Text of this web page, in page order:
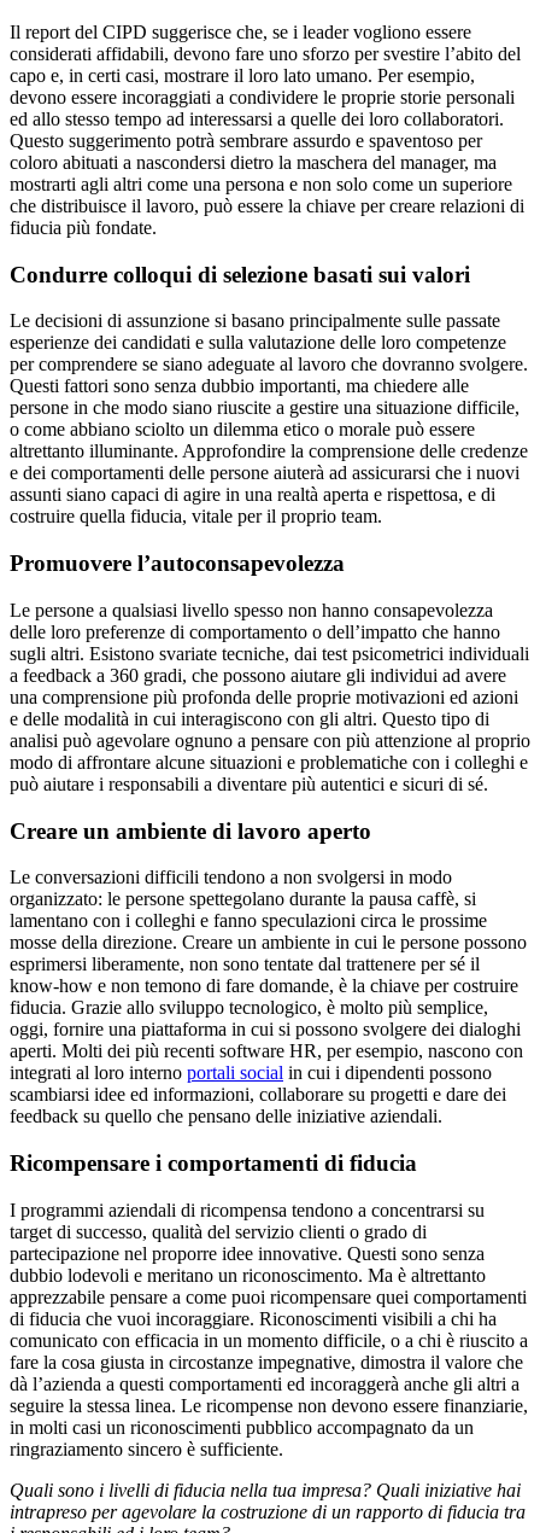
Il report del CIPD suggerisce che, se i leader vogliono essere
considerati affidabili, devono fare uno sforzo per svestire l’abito del
capo e, in certi casi, mostrare il loro lato umano. Per esempio,
devono essere incoraggiati a condividere le proprie storie personali
ed allo stesso tempo ad interessarsi a quelle dei loro collaboratori.
Questo suggerimento potrà sembrare assurdo e spaventoso per
coloro abituati a nascondersi dietro la maschera del manager, ma
mostrarti agli altri come una persona e non solo come un superiore
che distribuisce il lavoro, può essere la chiave per creare relazioni di
fiducia più fondate.
Condurre colloqui di selezione basati sui valori
Le decisioni di assunzione si basano principalmente sulle passate
esperienze dei candidati e sulla valutazione delle loro competenze
per comprendere se siano adeguate al lavoro che dovranno svolgere.
Questi fattori sono senza dubbio importanti, ma chiedere alle
persone in che modo siano riuscite a gestire una situazione difficile,
o come abbiano sciolto un dilemma etico o morale può essere
altrettanto illuminante. Approfondire la comprensione delle credenze
e dei comportamenti delle persone aiuterà ad assicurarsi che i nuovi
assunti siano capaci di agire in una realtà aperta e rispettosa, e di
costruire quella fiducia, vitale per il proprio team.
Promuovere l’autoconsapevolezza
Le persone a qualsiasi livello spesso non hanno consapevolezza
delle loro preferenze di comportamento o dell’impatto che hanno
sugli altri. Esistono svariate tecniche, dai test psicometrici individuali
a feedback a 360 gradi, che possono aiutare gli individui ad avere
una comprensione più profonda delle proprie motivazioni ed azioni
e delle modalità in cui interagiscono con gli altri. Questo tipo di
analisi può agevolare ognuno a pensare con più attenzione al proprio
modo di affrontare alcune situazioni e problematiche con i colleghi e
può aiutare i responsabili a diventare più autentici e sicuri di sé.
Creare un ambiente di lavoro aperto
Le conversazioni difficili tendono a non svolgersi in modo
organizzato: le persone spettegolano durante la pausa caffè, si
lamentano con i colleghi e fanno speculazioni circa le prossime
mosse della direzione. Creare un ambiente in cui le persone possono
esprimersi liberamente, non sono tentate dal trattenere per sé il
know-how e non temono di fare domande, è la chiave per costruire
fiducia. Grazie allo sviluppo tecnologico, è molto più semplice,
oggi, fornire una piattaforma in cui si possono svolgere dei dialoghi
aperti. Molti dei più recenti software HR, per esempio, nascono con
integrati al loro interno portali social in cui i dipendenti possono
scambiarsi idee ed informazioni, collaborare su progetti e dare dei
feedback su quello che pensano delle iniziative aziendali.
Ricompensare i comportamenti di fiducia
I programmi aziendali di ricompensa tendono a concentrarsi su
target di successo, qualità del servizio clienti o grado di
partecipazione nel proporre idee innovative. Questi sono senza
dubbio lodevoli e meritano un riconoscimento. Ma è altrettanto
apprezzabile pensare a come puoi ricompensare quei comportamenti
di fiducia che vuoi incoraggiare. Riconoscimenti visibili a chi ha
comunicato con efficacia in un momento difficile, o a chi è riuscito a
fare la cosa giusta in circostanze impegnative, dimostra il valore che
dà l’azienda a questi comportamenti ed incoraggerà anche gli altri a
seguire la stessa linea. Le ricompense non devono essere finanziarie,
in molti casi un riconoscimenti pubblico accompagnato da un
ringraziamento sincero è sufficiente.
Quali sono i livelli di fiducia nella tua impresa? Quali iniziative hai
intrapreso per agevolare la costruzione di un rapporto di fiducia tra